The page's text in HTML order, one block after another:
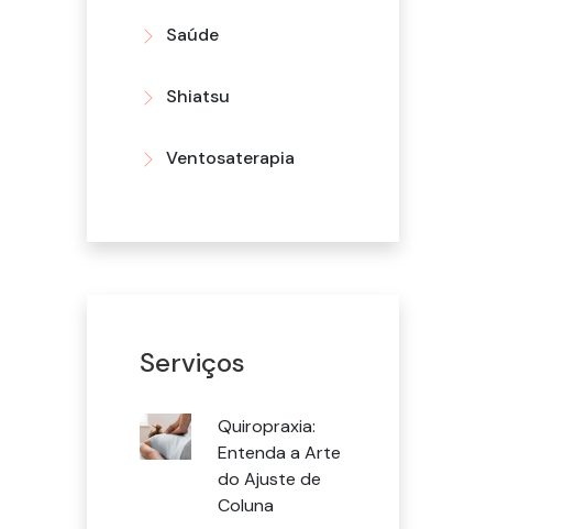
Saúde
Shiatsu
Ventosaterapia
Serviços
Quiropraxia:
Entenda a Arte
do Ajuste de
Coluna